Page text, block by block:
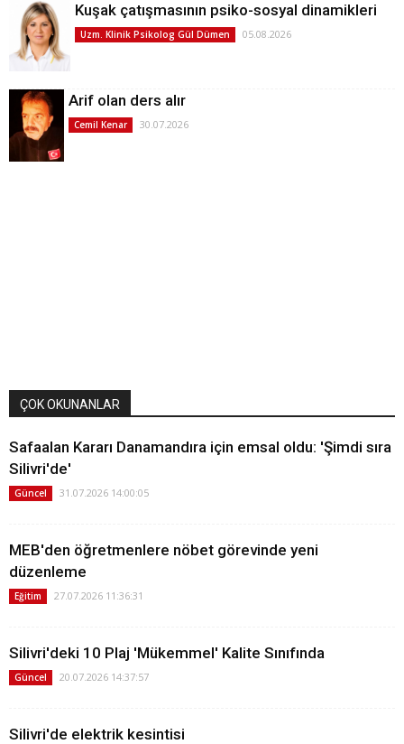
Kuşak çatışmasının psiko-sosyal dinamikleri
Uzm. Klinik Psikolog Gül Dümen 05.08.2026
Arif olan ders alır
Cemil Kenar 30.07.2026
ÇOK OKUNANLAR
Safaalan Kararı Danamandıra için emsal oldu: 'Şimdi sıra
Silivri'de'
Güncel 31.07.2026 14:00:05
MEB'den öğretmenlere nöbet görevinde yeni
düzenleme
Eğitim 27.07.2026 11:36:31
Silivri'deki 10 Plaj 'Mükemmel' Kalite Sınıfında
Güncel 20.07.2026 14:37:57
Silivri'de elektrik kesintisi